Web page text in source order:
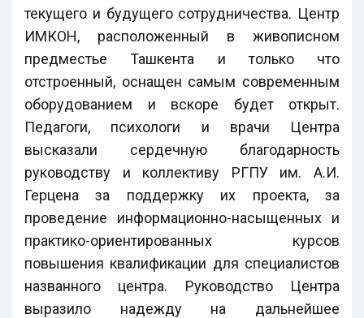
текущего и будущего сотрудничества. Центр
ИМКОН, расположенный в живописном
предместье Ташкента и только что
отстроенный, оснащен самым современным
оборудованием и вскоре будет открыт.
Педагоги, психологи и врачи Центра
высказали сердечную благодарность
руководству и коллективу РГПУ им. А.И.
Герцена за поддержку их проекта, за
проведение информационно-насыщенных и
практико-ориентированных курсов
повышения квалификации для специалистов
названного центра. Руководство Центра
выразило надежду на дальнейшее